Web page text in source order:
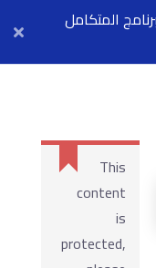
Arab
المتكامل
– مستوي
This
content
is
protected,